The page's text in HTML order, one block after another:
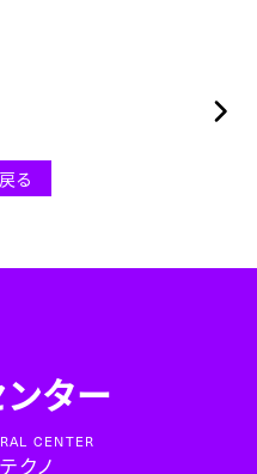
る
ター
CENTER
クノ